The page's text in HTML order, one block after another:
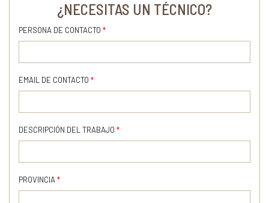
¿NECESITAS UN TÉCNICO?
PERSONA DE CONTACTO *
EMAIL DE CONTACTO *
DESCRIPCIÓN DEL TRABAJO *
PROVINCIA *